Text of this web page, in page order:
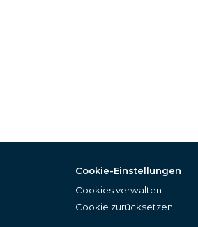
Cookie-Einstellungen
Cookies verwalten
Cookie zurücksetzen